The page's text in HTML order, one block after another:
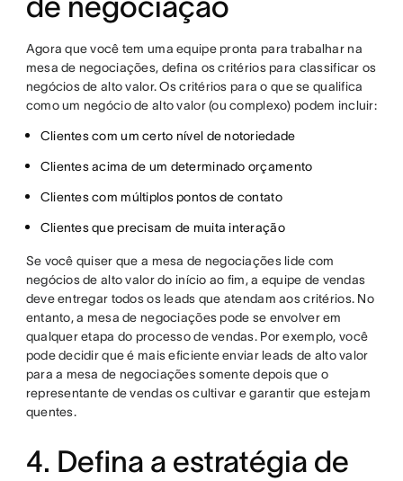
de negociação
Agora que você tem uma equipe pronta para trabalhar na
mesa de negociações, defina os critérios para classificar os
negócios de alto valor. Os critérios para o que se qualifica
como um negócio de alto valor (ou complexo) podem incluir:
Clientes com um certo nível de notoriedade
Clientes acima de um determinado orçamento
Clientes com múltiplos pontos de contato
Clientes que precisam de muita interação
Se você quiser que a mesa de negociações lide com
negócios de alto valor do início ao fim, a equipe de vendas
deve entregar todos os leads que atendam aos critérios. No
entanto, a mesa de negociações pode se envolver em
qualquer etapa do processo de vendas. Por exemplo, você
pode decidir que é mais eficiente enviar leads de alto valor
para a mesa de negociações somente depois que o
representante de vendas os cultivar e garantir que estejam
quentes.
4. Defina a estratégia de